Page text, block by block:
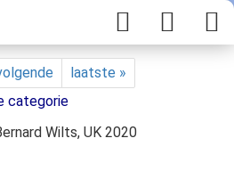
laatste »
categorie
Wilts, UK 2020